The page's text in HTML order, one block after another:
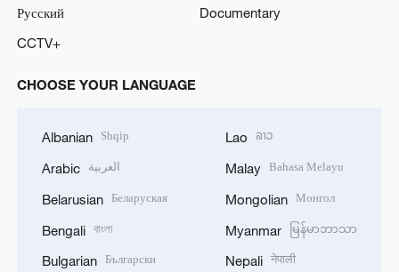
Русский
Documentary
CCTV+
CHOOSE YOUR LANGUAGE
Albanian Shqip
Arabic العربية
Belarusian Беларуская
Bengali বাংলা
Bulgarian Български
Lao ລາວ
Malay Bahasa Melayu
Mongolian Монгол
Myanmar မြန်မာဘာသာ
Nepali नेपाली